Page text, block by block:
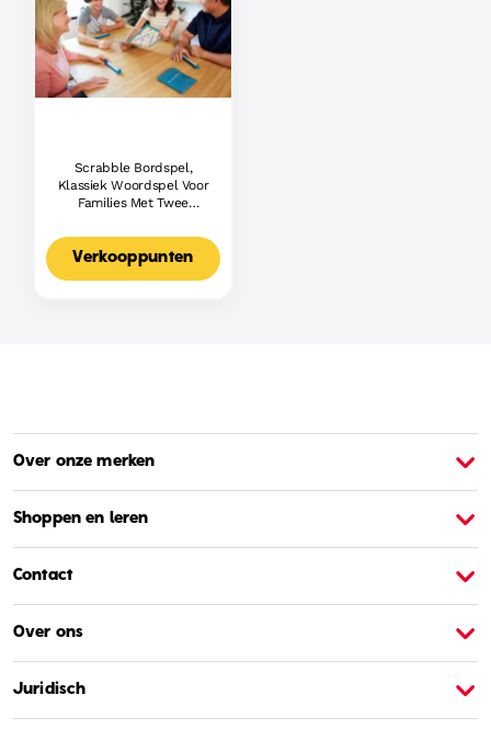
Scrabble Bordspel,
Klassiek Woordspel Voor
Families Met Twee
Voor 2-4 Spelers,
Nederlandse Editie
Verkooppunten
Over onze merken
Shoppen en leren
Contact
Over ons
Juridisch